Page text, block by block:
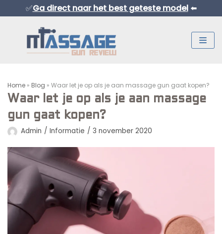
Meteen
inhoud
✅Ga direct naar het best geteste model ⬅️
Normaal Formaat Massage Guns
Professionele Massage Guns
Mini Massage Guns
Overige Producten
Beste Mini Massage Guns
Beste Professionele Massage Pistolen
Home » Blog » Waar let je op als je aan massage gun gaat kopen?
Waar let je op als je aan massage
gun gaat kopen?
Admin Informatie 3 november 2020